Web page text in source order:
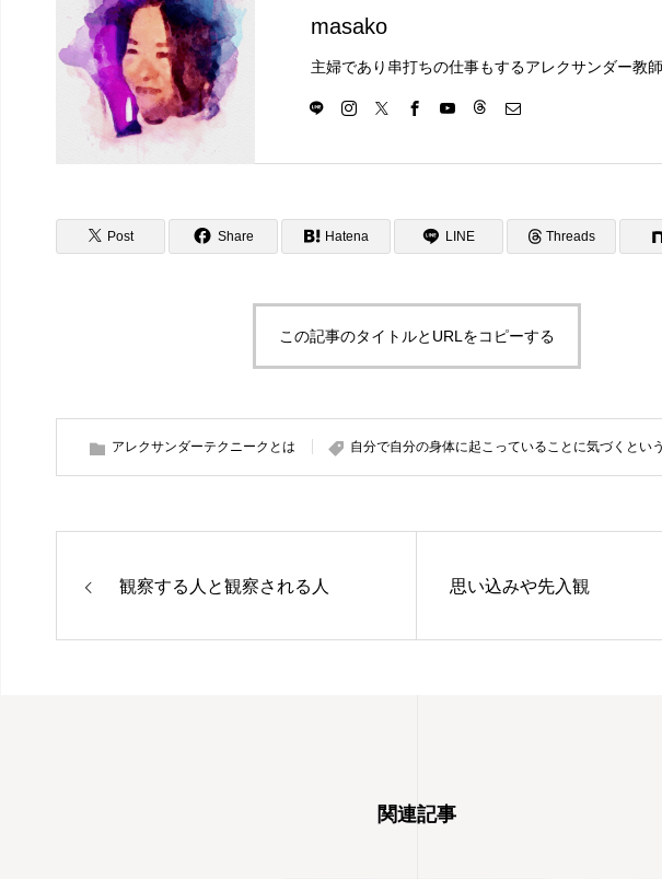
masako
Post Share Hatena LINE Threads
この記事のタイトルとURLをコピーする
アレクサンダーテクニークとは 自分で自分の身体に起こっていることに気づくとい
観察する人と観察される人 思い込みや先入観
関連記事